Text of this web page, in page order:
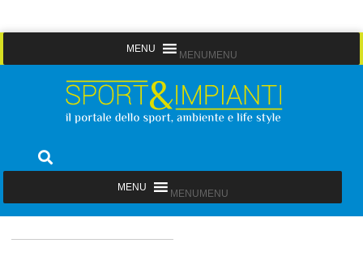
to
MENU MENU
Sport&Impianti
MENU MENU